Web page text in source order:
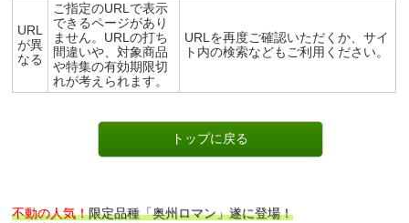
URL
が異
なる
ご指定のURLで表示
できるページがあり
ません。URLの打ち
間違いや、対象商品
や特集の有効期限切
れが考えられます。
URLを再度ご確認いただくか、サイ
ト内の検索などもご利用ください。
不動の人気！限定品種「奥州ロマン」遂に登場！